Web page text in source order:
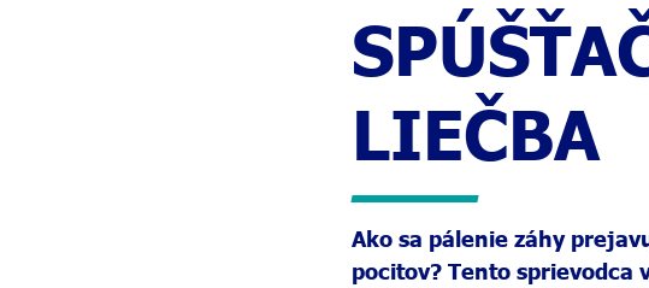
LIEČBA
Ako sa pálenie záhy
pocitov? Tento sprievodca